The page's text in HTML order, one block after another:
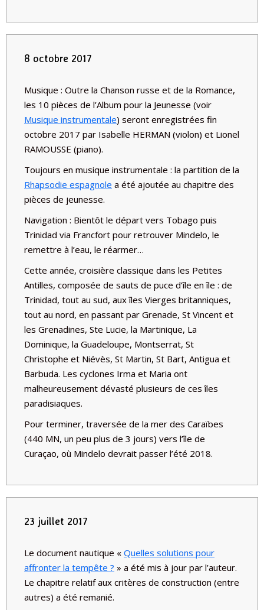
8 octobre 2017
Musique : Outre la Chanson russe et de la Romance,
les 10 pièces de l’Album pour la Jeunesse (voir
Musique instrumentale) seront enregistrées fin
octobre 2017 par Isabelle HERMAN (violon) et Lionel
RAMOUSSE (piano).
Toujours en musique instrumentale : la partition de la
Rhapsodie espagnole a été ajoutée au chapitre des
pièces de jeunesse.
Navigation : Bientôt le départ vers Tobago puis
Trinidad via Francfort pour retrouver Mindelo, le
remettre à l’eau, le réarmer…
Cette année, croisière classique dans les Petites
Antilles, composée de sauts de puce d’île en île : de
Trinidad, tout au sud, aux îles Vierges britanniques,
tout au nord, en passant par Grenade, St Vincent et
les Grenadines, Ste Lucie, la Martinique, La
Dominique, la Guadeloupe, Montserrat, St
Christophe et Niévès, St Martin, St Bart, Antigua et
Barbuda. Les cyclones Irma et Maria ont
malheureusement dévasté plusieurs de ces îles
paradisiaques.
Pour terminer, traversée de la mer des Caraïbes
(440 MN, un peu plus de 3 jours) vers l’île de
Curaçao, où Mindelo devrait passer l’été 2018.
23 juillet 2017
Le document nautique « Quelles solutions pour
affronter la tempête ? » a été mis à jour par l’auteur.
Le chapitre relatif aux critères de construction (entre
autres) a été remanié.